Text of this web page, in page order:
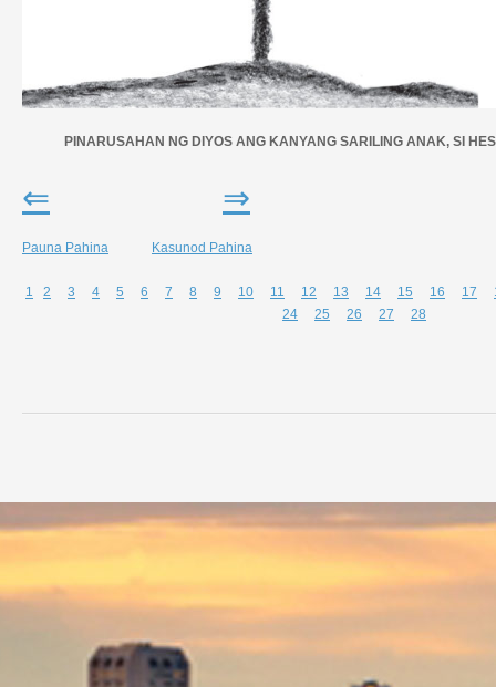
PINARUSAHAN NG DIYOS ANG KANYANG SARILING ANAK, SI
⇐ ⇒
Pauna Pahina Kasunod Pahina
1 2 3 4 5 6 7 8 9 10 11 12 13 14 15 16 17
24
25 26 27 28